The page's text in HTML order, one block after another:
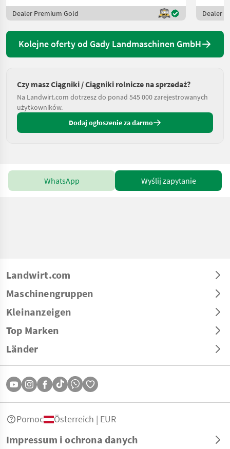
Dealer Premium Gold Dealer
Kolejne oferty od Gady Landmaschinen GmbH
Czy masz Ciągniki / Ciągniki rolnicze na sprzedaż?
Na Landwirt.com dotrzesz do ponad 545 000 zarejestrowanych
użytkowników.
Dodaj ogłoszenie za darmo
WhatsApp Wyślij zapytanie
Landwirt.com
Maschinengruppen
Kleinanzeigen
Top Marken
Länder
Impressum i ochrona danych
Pomoc Österreich | EUR